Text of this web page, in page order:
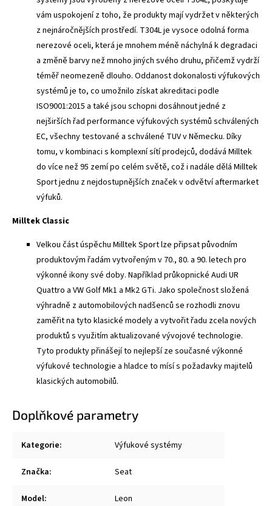
vám uspokojení z toho, že produkty mají vydržet v některých
z nejnáročnějších prostředí. T304L je vysoce odolná forma
nerezové oceli, která je mnohem méně náchylná k degradaci
a změně barvy než mnoho jiných svého druhu, přičemž vydrží
téměř neomezeně dlouho. Oddanost dokonalosti výfukových
systémů je to, co umožnilo získat akreditaci podle
ISO9001:2015 a také jsou schopni dosáhnout jedné z
nejširších řad performance výfukových systémů schválených
EC, všechny testované a schválené TUV v Německu. Díky
tomu, v kombinaci s komplexní sítí prodejců, dodává Milltek
do více než 95 zemí po celém světě, což i nadále dělá Milltek
Sport jednu z nejdostupnějších značek v odvětví aftermarket
výfuků.
Milltek Classic
Velkou část úspěchu Milltek Sport lze připsat původním
produktovým řadám vytvořeným v 70., 80. a 90. letech pro
výkonné ikony své doby. Například průkopnické Audi UR
Quattro a VW Golf Mk1 a Mk2 GTi. Jako společnost složená
výhradně z automobilových nadšenců se rozhodli znovu
zaměřit na tyto klasické modely a vytvořit řadu zcela nových
produktů s využitím aktualizované vývojové technologie.
Tyto produkty přinášejí to nejlepší ze současné výkonné
výfukové technologie a hladce to mísí s požadavky majitelů
klasických automobilů.
Doplňkové parametry
Kategorie: Výfukové systémy
Značka: Seat
Model: Leon